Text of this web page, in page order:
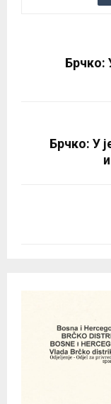
Брчко:
Брчко: У